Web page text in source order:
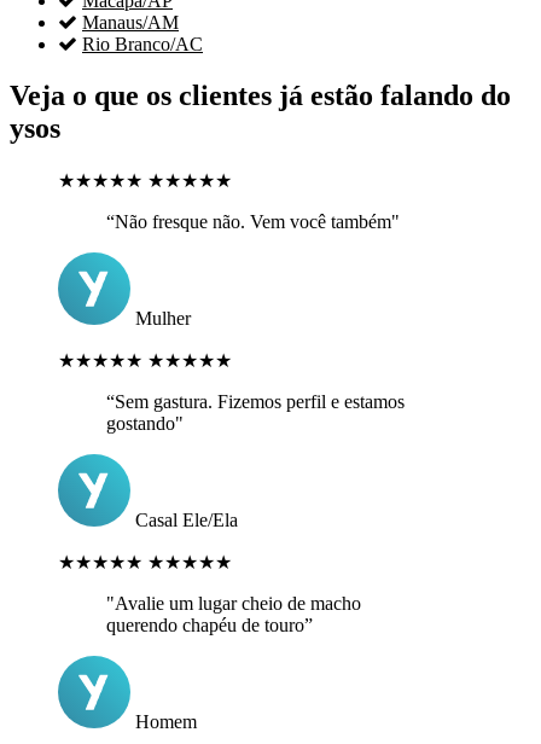
 Manaus/AM
 Rio Branco/AC
Veja o que os clientes já estão falando do
ysos
★★★★★ ★★★★★
“Não fresque não. Vem você também"
Mulher
★★★★★ ★★★★★
“Sem gastura. Fizemos perfil e estamos
gostando"
Casal Ele/Ela
★★★★★ ★★★★★
"Avalie um lugar cheio de macho
querendo chapéu de touro”
Homem